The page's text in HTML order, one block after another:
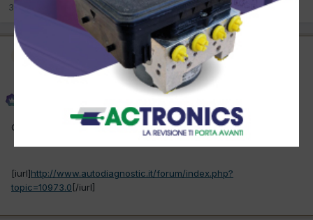
3 Dicembre 2012
inMeccatronica
Amministratore
Questo topic è stato spostato inSicurezza attiva-passiva
[iurl]http://www.autodiagnostic.it/forum/index.php?
topic=10973.0 [/iurl]